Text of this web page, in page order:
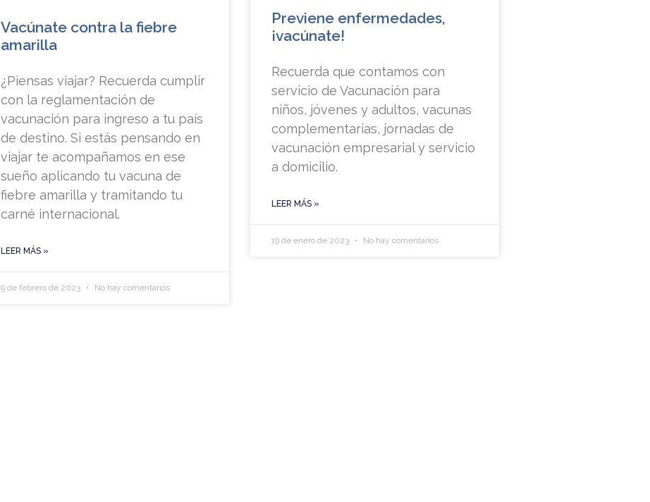
Vacúnate contra la fiebre
amarilla
¿Piensas viajar? Recuerda cumplir
con la reglamentación de
vacunación para ingreso a tu país
de destino. Si estás pensando en
viajar te acompañamos en ese
sueño aplicando tu vacuna de
fiebre amarilla y tramitando tu
carné internacional.
LEER MÁS »
9 de febrero de 2023 No hay comentarios
Previene enfermedades,
¡vacúnate!
Recuerda que contamos con
servicio de Vacunación para
niños, jóvenes y adultos, vacunas
complementarias, jornadas de
vacunación empresarial y servicio
a domicilio.
LEER MÁS »
19 de enero de 2023 No hay comentarios